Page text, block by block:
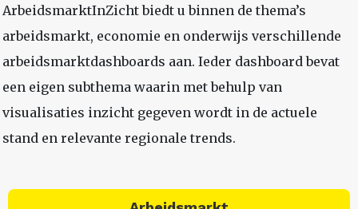
ArbeidsmarktInZicht biedt u binnen de thema’s
arbeidsmarkt, economie en onderwijs verschillende
arbeidsmarktdashboards aan. Ieder dashboard bevat
een eigen subthema waarin met behulp van
visualisaties inzicht gegeven wordt in de actuele
stand en relevante regionale trends.